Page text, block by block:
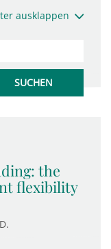
ausklappen
the
flexibility